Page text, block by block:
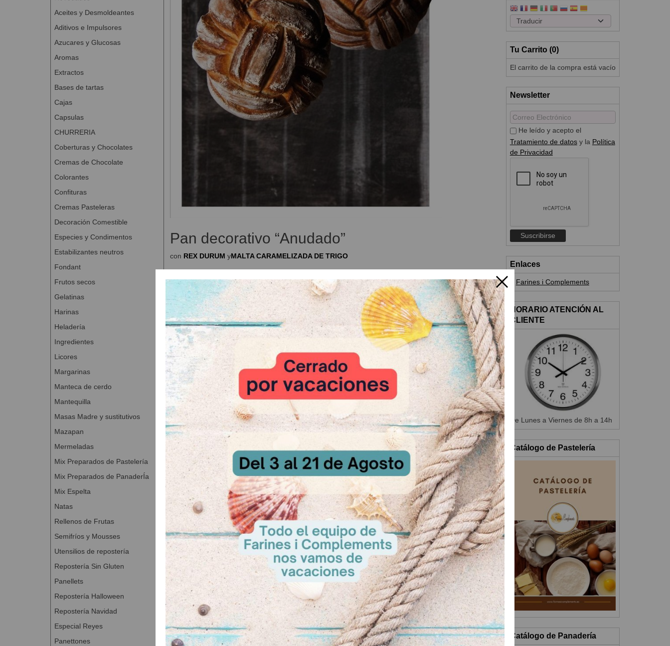
Aceites y Desmoldeantes
Aditivos e Impulsores
Azucares y Glucosas
Aromas
Extractos
Bases de tartas
Cajas
Capsulas
CHURRERIA
Coberturas y Chocolates
Cremas de Chocolate
Colorantes
Confituras
Cremas Pasteleras
Decoración Comestible
Especies y Condimentos
Estabilizantes neutros
Fondant
Frutos secos
Gelatinas
Harinas
Heladería
Ingredientes
Licores
Margarinas
Manteca de cerdo
Mantequilla
Masas Madre y sustitutivos
Mazapan
Mermeladas
Mix Preparados de Pastelería
Mix Preparados de PanaderÍa
Mix Espelta
Natas
Rellenos de Frutas
Semifríos y Mousses
Utensilios de repostería
Repostería Sin Gluten
Panellets
Repostería Halloween
Repostería Navidad
Especial Reyes
Panettones
Pan decorativo “Anudado”
con REX DURUM yMALTA CARAMELIZADA DE TRIGO
Harina de trigo 2,000 kg
Levadura 0,040 kg
Agua (aprox.) 2,000 kg
Total 4,040 kg
Mezclar los ingredientes 4 minutos hasta conseguir una masa homogénea.
Temperatura de la masa: 25 ºC.
Reposo en bloque 3 horas a temperatura ambiente.
Dejar fermentar a +3 ºC durante la noche.
Masa
Harina de trigo 6,000 kg
Sémola de trigo duro 1,000 kg
Poolish 4,040 kg
REX DURUM
1,000 kg
MALTA CARAMELIZADA DE TRIGO 0,300 kg
Sal 0,200 kg
Levadura 0,150 kg
Agua (aprox.) 5,400 kg
Total 18,090 kg
Proceso de elaboración
Amasar los ingredientes hasta conseguir una masa fina y elástica.
Temperatura de la masa: 24 – 25 ºC.
Reposo en bloque: 30 minutos en cubetas con tapa.
Dividir piezas de 3,000 kg (30 piezas) o de 0,100 kg (6 piezas) y bolear.
Reposo tras bolear: 10 minutos.
Dividir las piezas en la divisora, cortar tiras de unos 20 cm de largo y espolvorear ligeramente con
harina de trigo.
Formar un nudo Winston con 6 tiras y colocar en bandejas para fermentación.
Tu Carrito (0)
El carrito de la compra está vacío
Newsletter
He leído y acepto el
Tratamiento de datosy la Política
de Privacidad
Enlaces
Farines i Complements
HORARIO ATENCIÓN AL
CLIENTE
De Lunes a Viernes de 8h a 14h
Catálogo de Pastelería
Catálogo de Panadería